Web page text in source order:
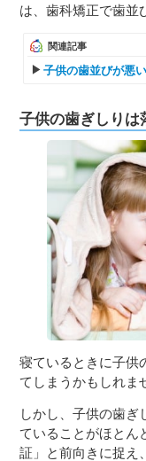
は、歯科矯正で歯並
関連記事
子供の歯並びが悪
子供の歯ぎしりは
寝ているときに子供
てしまうかもしれま
しかし、子供の歯ぎ
ていることがほとん
証」と前向きに捉え